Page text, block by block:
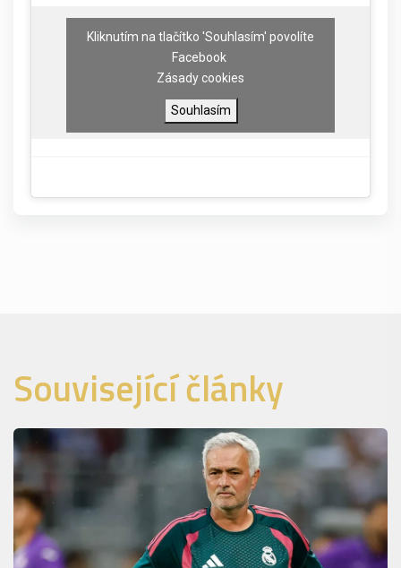
Kliknutím na tlačítko 'Souhlasím' povolíte
Facebook
Zásady cookies
Souhlasím
Související články